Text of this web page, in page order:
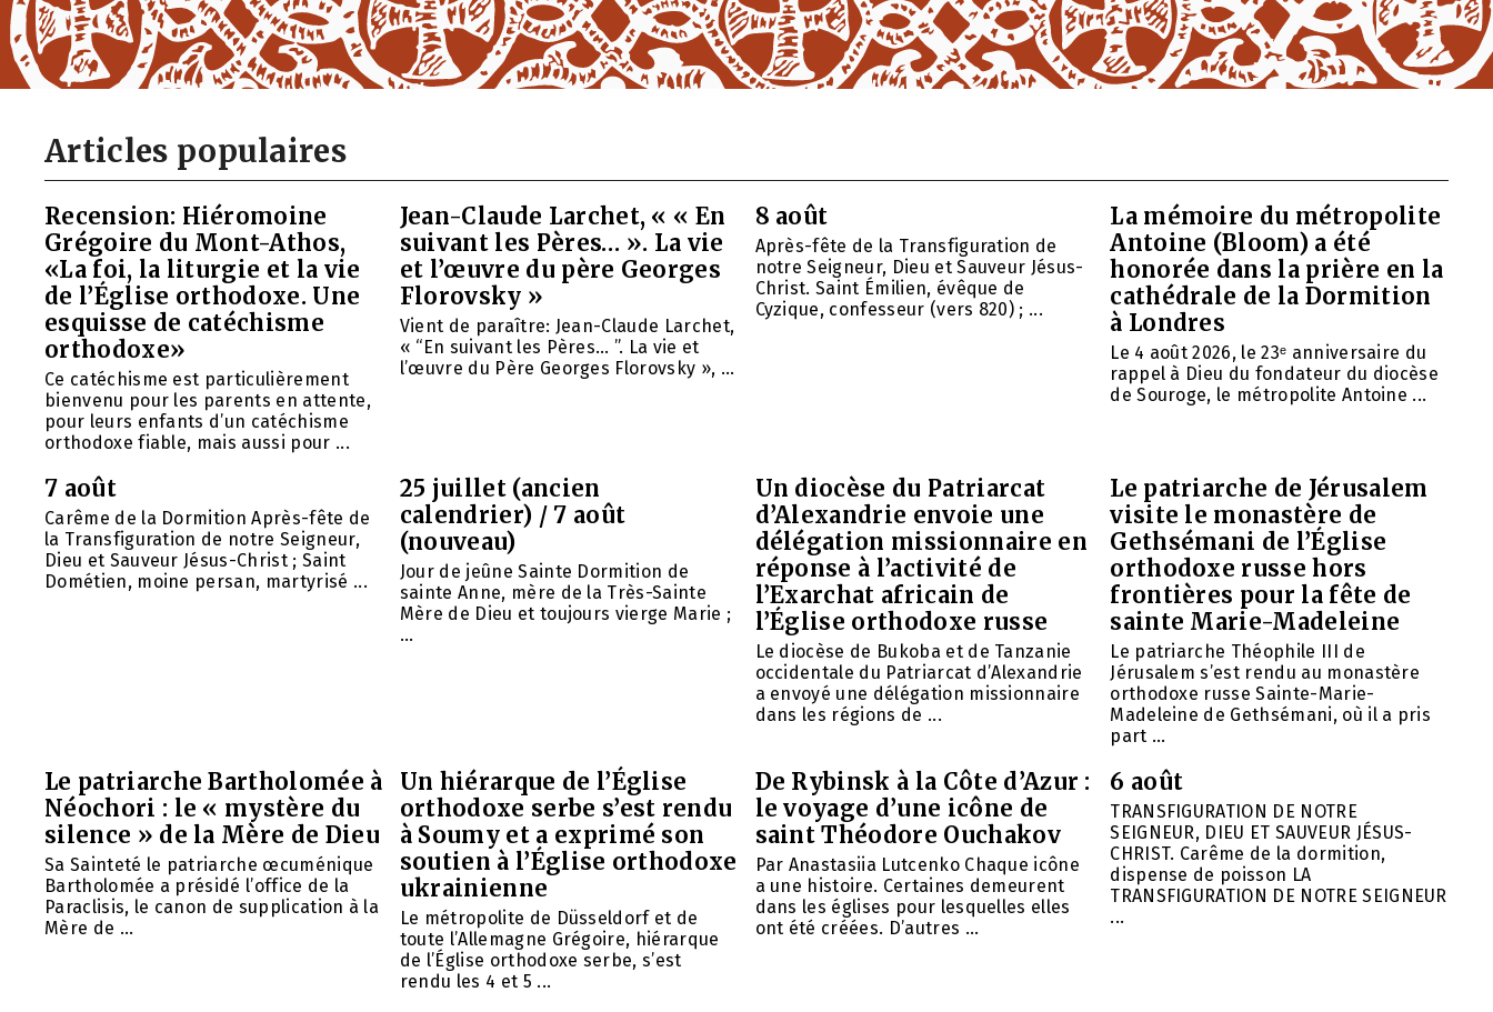
Articles populaires
Recension: Hiéromoine
Grégoire du Mont-Athos,
«La foi, la liturgie et la vie
de l’Église orthodoxe. Une
esquisse de catéchisme
orthodoxe»
Ce catéchisme est particulièrement
bienvenu pour les parents en attente,
pour leurs enfants d’un catéchisme
orthodoxe fiable, mais aussi pour ...
Jean-Claude Larchet, « « En
suivant les Pères… ». La vie
et l’œuvre du père Georges
Florovsky »
Vient de paraître: Jean-Claude Larchet,
« “En suivant les Pères… ”. La vie et
l’œuvre du Père Georges Florovsky », ...
8 août
Après-fête de la Transfiguration de
notre Seigneur, Dieu et Sauveur Jésus-
Christ. Saint Émilien, évêque de
Cyzique, confesseur (vers 820) ; ...
La mémoire du métropolite
Antoine (Bloom) a été
honorée dans la prière en la
cathédrale de la Dormition
à Londres
Le 4 août 2026, le 23ᵉ anniversaire du
rappel à Dieu du fondateur du diocèse
de Souroge, le métropolite Antoine ...
7 août
Carême de la Dormition Après-fête de
la Transfiguration de notre Seigneur,
Dieu et Sauveur Jésus-Christ ; Saint
Dométien, moine persan, martyrisé ...
25 juillet (ancien
calendrier) / 7 août
(nouveau)
Jour de jeûne Sainte Dormition de
sainte Anne, mère de la Très-Sainte
Mère de Dieu et toujours vierge Marie ;
...
Un diocèse du Patriarcat
d’Alexandrie envoie une
délégation missionnaire en
réponse à l’activité de
l’Exarchat africain de
l’Église orthodoxe russe
Le diocèse de Bukoba et de Tanzanie
occidentale du Patriarcat d’Alexandrie
a envoyé une délégation missionnaire
dans les régions de ...
Le patriarche de Jérusalem
visite le monastère de
Gethsémani de l’Église
orthodoxe russe hors
frontières pour la fête de
sainte Marie-Madeleine
Le patriarche Théophile III de
Jérusalem s’est rendu au monastère
orthodoxe russe Sainte-Marie-
Madeleine de Gethsémani, où il a pris
part ...
Le patriarche Bartholomée à
Néochori : le « mystère du
silence » de la Mère de Dieu
Sa Sainteté le patriarche œcuménique
Bartholomée a présidé l’office de la
Paraclisis, le canon de supplication à la
Mère de ...
Un hiérarque de l’Église
orthodoxe serbe s’est rendu
à Soumy et a exprimé son
soutien à l’Église orthodoxe
ukrainienne
Le métropolite de Düsseldorf et de
toute l’Allemagne Grégoire, hiérarque
de l’Église orthodoxe serbe, s’est
rendu les 4 et 5 ...
De Rybinsk à la Côte d’Azur :
le voyage d’une icône de
saint Théodore Ouchakov
Par Anastasiia Lutcenko Chaque icône
a une histoire. Certaines demeurent
dans les églises pour lesquelles elles
ont été créées. D’autres ...
6 août
TRANSFIGURATION DE NOTRE
SEIGNEUR, DIEU ET SAUVEUR JÉSUS-
CHRIST. Carême de la dormition,
dispense de poisson LA
TRANSFIGURATION DE NOTRE SEIGNEUR
...